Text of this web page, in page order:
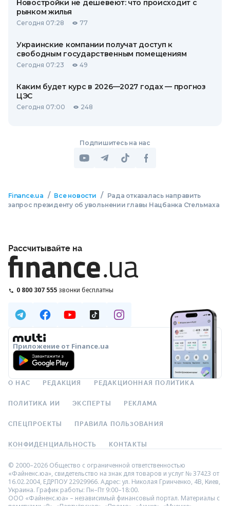
Новостройки не дешевеют: что происходит с
рынком жилья
Сегодня 07:28 77
Украинские компании получат доступ к
свободным государственным помещениям
Сегодня 07:23 49
Каким будет курс в 2026—2027 годах — прогноз
ЦЭС
Сегодня 07:00 248
Подпишитесь на нас
Finance.ua / Все новости /
Рада отказалась направить
запрос президенту об увольнении главы Нацбанка Стельмаха
Рассчитывайте на
0 800 307 555 звонки бесплатны
Приложение от Finance.ua
О НАС РЕДАКЦИЯ РЕДАКЦИОННАЯ ПОЛИТИКА
ПОЛИТИКА ИИ ЭКСПЕРТЫ РЕКЛАМА
СПЕЦПРОЕКТЫ ПРАВИЛА ПОЛЬЗОВАНИЯ
КОНФИДЕНЦИАЛЬНОСТЬ КОНТАКТЫ
© 2000–2026 Общество с ограниченной ответственностью
«Файненс.юа», свидетельство на знак для товаров и услуг № 37423 от
16.02.2004, ЕДРПОУ 22929966. Адрес: ул. Николая Гринченко, 4В, Киев,
Украина. График работы: Пн–Пт 9:00–18:00.
ООО «Файненс.юа» – независимый финансовый портал. Материалы с